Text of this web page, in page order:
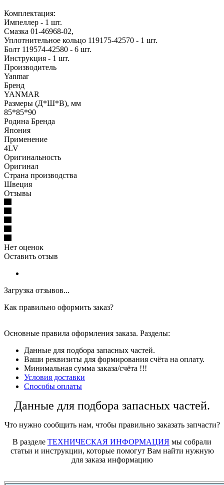
Комплектация:
Импеллер - 1 шт.
Смазка 01-46968-02,
Уплотнительное кольцо 119175-42570 - 1 шт.
Болт 119574-42580 - 6 шт.
Инструкция - 1 шт.
Производитель
Yanmar
Бренд
YANMAR
Размеры (Д*Ш*В), мм
85*85*90
Родина Бренда
Япония
Применение
4LV
Оригинальность
Оригинал
Страна производства
Швеция
Отзывы
Нет оценок
Оставить отзыв
Загрузка отзывов...
Как правильно оформить заказ?
Основные правила оформления заказа. Разделы:
Данные для подбора запасных частей.
Ваши реквизиты для формирования счёта на оплату.
Минимальная сумма заказа/счёта !!!
Условия доставки
Способы оплаты
Данные для подбора запасных частей.
Что нужно сообщить нам, чтобы правильно заказать запчасти?
В разделе ТЕХНИЧЕСКАЯ ИНФОРМАЦИЯ мы собрали
статьи и инструкции, которые помогут Вам найти нужную
для заказа информацию